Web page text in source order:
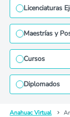
Licenciaturas
Maestrías y
Cursos
Diplomados
Anahuac Virtual